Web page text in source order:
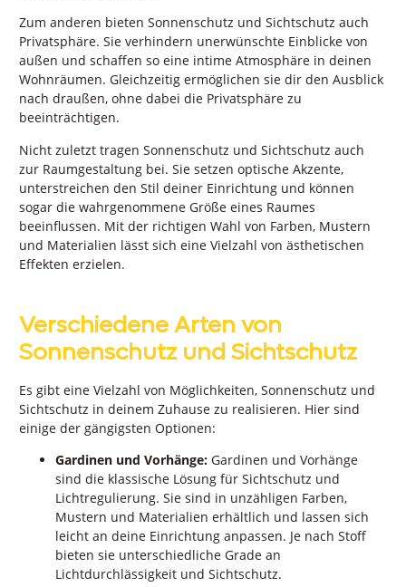
Zum anderen bieten Sonnenschutz und Sichtschutz auch
Privatsphäre. Sie verhindern unerwünschte Einblicke von
außen und schaffen so eine intime Atmosphäre in deinen
Wohnräumen. Gleichzeitig ermöglichen sie dir den Ausblick
nach draußen, ohne dabei die Privatsphäre zu
beeinträchtigen.
Nicht zuletzt tragen Sonnenschutz und Sichtschutz auch
zur Raumgestaltung bei. Sie setzen optische Akzente,
unterstreichen den Stil deiner Einrichtung und können
sogar die wahrgenommene Größe eines Raumes
beeinflussen. Mit der richtigen Wahl von Farben, Mustern
und Materialien lässt sich eine Vielzahl von ästhetischen
Effekten erzielen.
Verschiedene Arten von
Sonnenschutz und Sichtschutz
Es gibt eine Vielzahl von Möglichkeiten, Sonnenschutz und
Sichtschutz in deinem Zuhause zu realisieren. Hier sind
einige der gängigsten Optionen:
Gardinen und Vorhänge: Gardinen und Vorhänge
sind die klassische Lösung für Sichtschutz und
Lichtregulierung. Sie sind in unzähligen Farben,
Mustern und Materialien erhältlich und lassen sich
leicht an deine Einrichtung anpassen. Je nach Stoff
bieten sie unterschiedliche Grade an
Lichtdurchlässigkeit und Sichtschutz.